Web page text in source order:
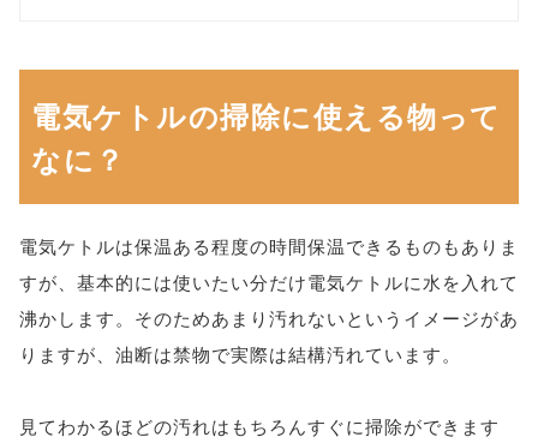
電気ケトルの掃除に使える物って
なに？
電気ケトルは保温ある程度の時間保温できるものもありま
すが、基本的には使いたい分だけ電気ケトルに水を入れて
沸かします。そのためあまり汚れないというイメージがあ
りますが、油断は禁物で実際は結構汚れています。
見てわかるほどの汚れはもちろんすぐに掃除ができます